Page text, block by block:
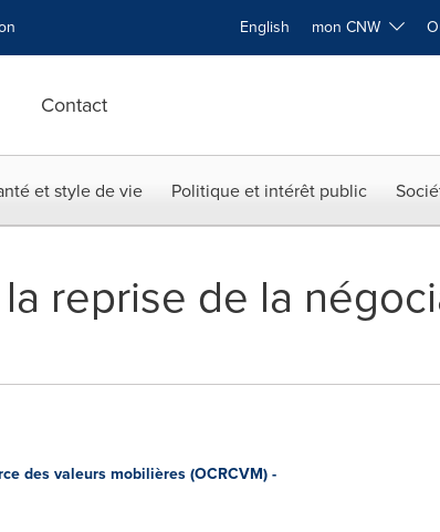
English mon CNW
Contact
et style de vie Politique et intérêt public
reprise de la
des valeurs mobilières (OCRCVM) -